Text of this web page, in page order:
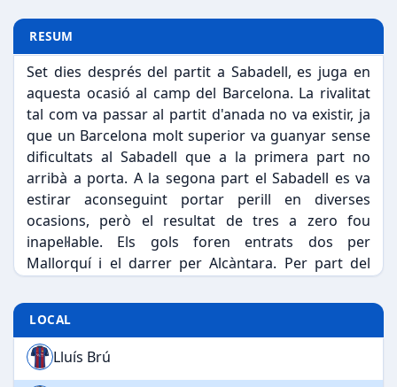
RESUM
Set dies després del partit a Sabadell, es juga en
aquesta ocasió al camp del Barcelona. La rivalitat
tal com va passar al partit d'anada no va existir, ja
que un Barcelona molt superior va guanyar sense
dificultats al Sabadell que a la primera part no
arribà a porta. A la segona part el Sabadell es va
estirar aconseguint portar perill en diverses
ocasions, però el resultat de tres a zero fou
inapel·lable. Els gols foren entrats dos per
Mallorquí i el darrer per Alcàntara. Per part del
Anselmo i Monistrol.
LOCAL
Lluís Brú